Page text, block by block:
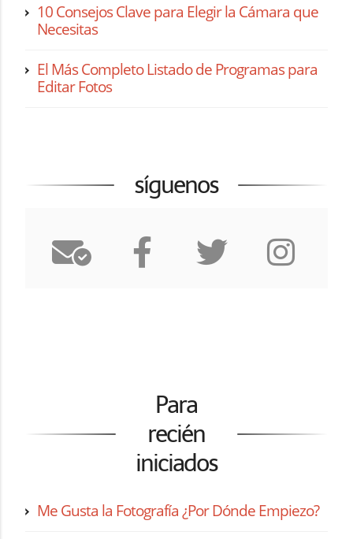
10 Consejos Clave para Elegir la Cámara que
Necesitas
El Más Completo Listado de Programas para
Editar Fotos
síguenos
Para
recién
iniciados
Me Gusta la Fotografía ¿Por Dónde Empiezo?